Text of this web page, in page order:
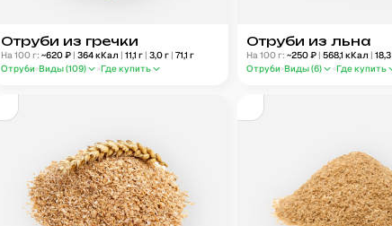
Отруби из гречки
На 100 г: ~620₽ | 364кКал | 11,1 г | 3,0г | 71,1 г
Отруби Виды (109) Где купить
Отруби из льна
На 100 г: ~250₽ | 568,1 кКал | 18,3
Отруби Виды (6) Где купить